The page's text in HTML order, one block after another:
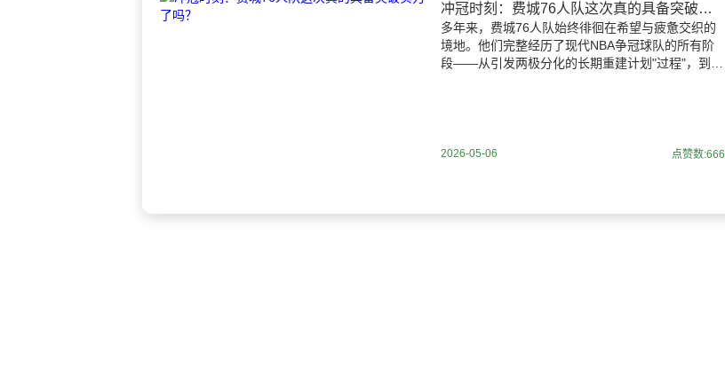
冲冠时刻：费城76人队这次真的具备突破实力了吗？
多年来，费城76人队始终徘徊在希望与疲惫交织的
境地。他们完整经历了现代NBA争冠球队的所有阶
段——从引发两极分化的长期重建计划"过程"，到天
2026-05-06 点赞数:666